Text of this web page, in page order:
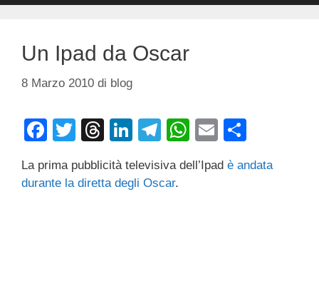
Un Ipad da Oscar
8 Marzo 2010 di blog
F
c
T
tt
T
e
Li
k
e
T
e
W
at
E
ail n
La prima pubblicità televisiva dell’Ipad è andata
durante la diretta degli Oscar.